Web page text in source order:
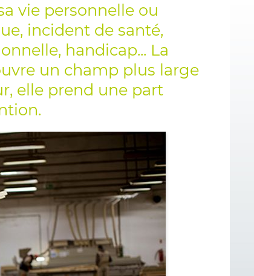
vie personnelle ou
incident de santé,
handicap... La
un champ plus large
elle prend une part